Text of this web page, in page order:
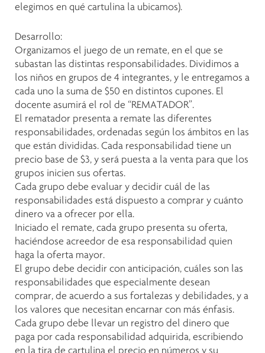
elegimos en qué cartulina la ubicamos).
Desarrollo:
Organizamos el juego de un remate, en el que se
subastan las distintas responsabilidades. Dividimos a
los niños en grupos de 4 integrantes, y le entregamos a
cada uno la suma de $50 en distintos cupones. El
docente asumirá el rol de “REMATADOR”.
El rematador presenta a remate las diferentes
responsabilidades, ordenadas según los ámbitos en las
que están divididas. Cada responsabilidad tiene un
precio base de $3, y será puesta a la venta para que los
grupos inicien sus ofertas.
Cada grupo debe evaluar y decidir cuál de las
responsabilidades está dispuesto a comprar y cuánto
dinero va a ofrecer por ella.
Iniciado el remate, cada grupo presenta su oferta,
haciéndose acreedor de esa responsabilidad quien
haga la oferta mayor.
El grupo debe decidir con anticipación, cuáles son las
responsabilidades que especialmente desean
comprar, de acuerdo a sus fortalezas y debilidades, y a
los valores que necesitan encarnar con más énfasis.
Cada grupo debe llevar un registro del dinero que
paga por cada responsabilidad adquirida, escribiendo
en la tira de cartulina el precio en números y su